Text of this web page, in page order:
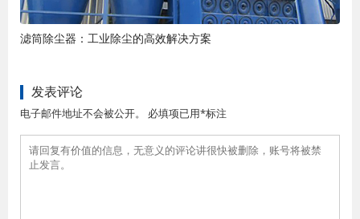
滤筒除尘器：工业除尘的高效解决方案
发表评论
电子邮件地址不会被公开。 必填项已用*标注